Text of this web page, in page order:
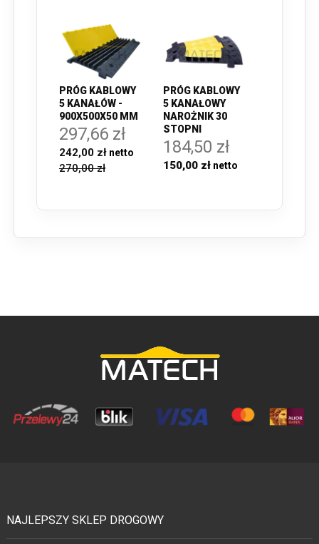
PRÓG KABLOWY
5 KANAŁÓW -
900X500X50 MM
297,66 zł
242,00 zł
270,00 zł
PRÓG KABLOWY
5 KANAŁOWY
NAROŻNIK 30
STOPNI
184,50 zł
150,00 zł
NAJLEPSZY SKLEP DROGOWY